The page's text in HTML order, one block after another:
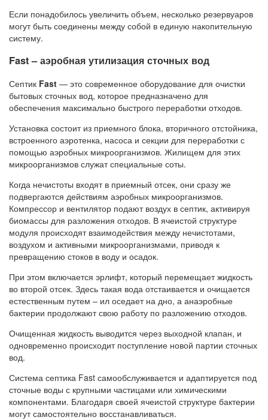
Если понадобилось увеличить объем, несколько резервуаров
могут быть соединены между собой в единую накопительную
систему.
Fast – аэробная утилизация сточных вод
Септик Fast — это современное оборудование для очистки
бытовых сточных вод, которое предназначено для
обеспечения максимально быстрого переработки отходов.
Установка состоит из приемного блока, вторичного отстойника,
встроенного аэротенка, насоса и секции для переработки с
помощью аэробных микроорганизмов. Жилищем для этих
микроорганизмов служат специальные соты.
Когда нечистоты входят в приемный отсек, они сразу же
подвергаются действиям аэробных микроорганизмов.
Компрессор и вентилятор подают воздух в септик, активируя
биомассы для разложения отходов. В ячеистой структуре
модуля происходят взаимодействия между нечистотами,
воздухом и активными микроорганизмами, приводя к
превращению стоков в воду и осадок.
При этом включается эрлифт, который перемещает жидкость
во второй отсек. Здесь такая вода отстаивается и очищается
естественным путем – ил оседает на дно, а анаэробные
бактерии продолжают свою работу по разложению отходов.
Очищенная жидкость выводится через выходной клапан, и
одновременно происходит поступление новой партии сточных
вод.
Система септика Fast самообслуживается и адаптируется под
сточные воды с крупными частицами или химическими
компонентами. Благодаря своей ячеистой структуре бактерии
могут самостоятельно восстанавливаться.